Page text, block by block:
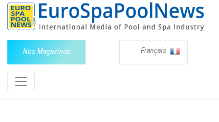
Nos Magazines Français